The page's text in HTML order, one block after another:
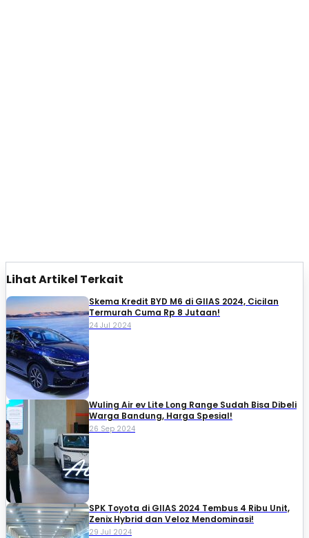
Lihat Artikel Terkait
Skema Kredit BYD M6 di GIIAS 2024, Cicilan
Termurah Cuma Rp 8 Jutaan!
24 Jul 2024
Wuling Air ev Lite Long Range Sudah Bisa Dibeli
Warga Bandung, Harga Spesial!
26 Sep 2024
SPK Toyota di GIIAS 2024 Tembus 4 Ribu Unit,
Zenix Hybrid dan Veloz Mendominasi!
29 Jul 2024